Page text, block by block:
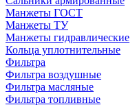
Манжеты ГОСТ
Манжеты ТУ
Манжеты гидравлические
Кольца уплотнительные
Фильтра
Фильтра воздушные
Фильтра масляные
Фильтра топливные